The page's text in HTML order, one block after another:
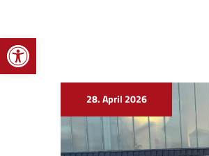
Werkzeugleiste öffnen
28. April 2026